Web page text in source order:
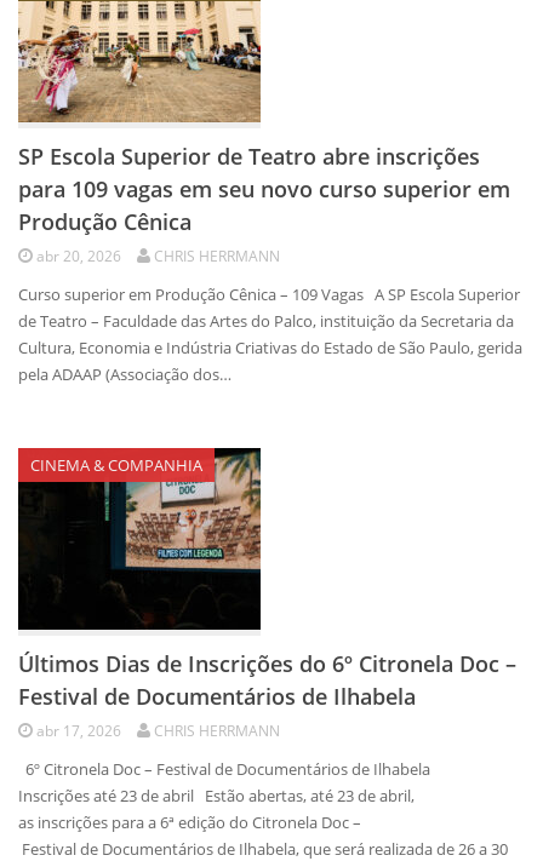
SP Escola Superior de Teatro abre inscrições
para 109 vagas em seu novo curso superior em
Produção Cênica
abr 20, 2026 CHRIS HERRMANN
Curso superior em Produção Cênica – 109 Vagas A SP Escola Superior
de Teatro – Faculdade das Artes do Palco, instituição da Secretaria da
Cultura, Economia e Indústria Criativas do Estado de São Paulo, gerida
pela ADAAP (Associação dos…
CINEMA & COMPANHIA
Últimos Dias de Inscrições do 6º Citronela Doc –
Festival de Documentários de Ilhabela
abr 17, 2026 CHRIS HERRMANN
6º Citronela Doc – Festival de Documentários de Ilhabela
Inscrições até 23 de abril Estão abertas, até 23 de abril,
as inscrições para a 6ª edição do Citronela Doc –
Festival de Documentários de Ilhabela, que será realizada de 26 a 30